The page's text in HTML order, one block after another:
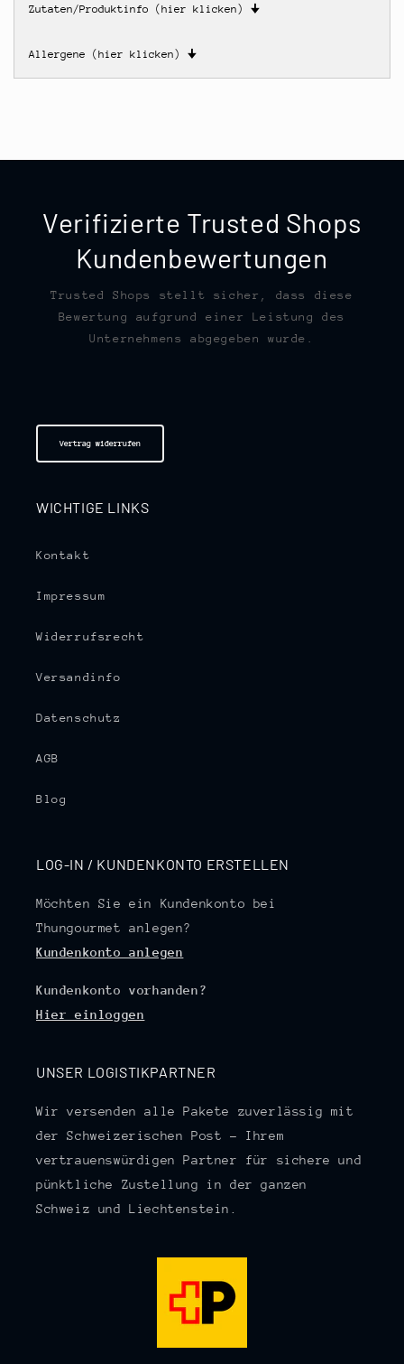
Zutaten/Produktinfo (hier klicken) 🠋
Allergene (hier klicken) 🠋
Verifizierte Trusted Shops
Kundenbewertungen
Trusted Shops stellt sicher, dass diese
Bewertung aufgrund einer Leistung des
Unternehmens abgegeben wurde.
Vertrag widerrufen
WICHTIGE LINKS
Kontakt
Impressum
Widerrufsrecht
Versandinfo
Datenschutz
AGB
Blog
LOG-IN / KUNDENKONTO ERSTELLEN
Möchten Sie ein Kundenkonto bei
Thungourmet anlegen?
Kundenkonto anlegen
Kundenkonto vorhanden?
Hier einloggen
UNSER LOGISTIKPARTNER
Wir versenden alle Pakete zuverlässig mit
der Schweizerischen Post – Ihrem
vertrauenswürdigen Partner für sichere und
pünktliche Zustellung in der ganzen
Schweiz und Liechtenstein.